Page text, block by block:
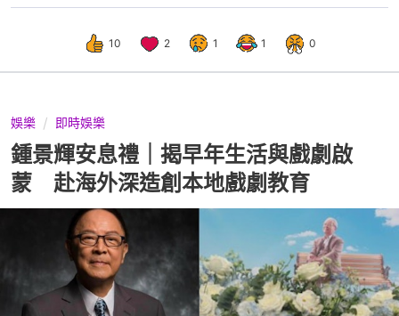
10 2 1 1 0
娛樂 即時娛樂
鍾景輝安息禮｜揭早年生活與戲劇啟
蒙 赴海外深造創本地戲劇教育